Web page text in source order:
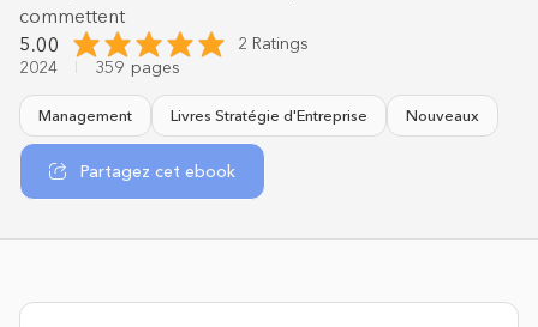
commettent
5.00
2 Ratings
2024
359 pages
Management Livres Stratégie d'Entreprise Nouveaux
Partagez cet ebook